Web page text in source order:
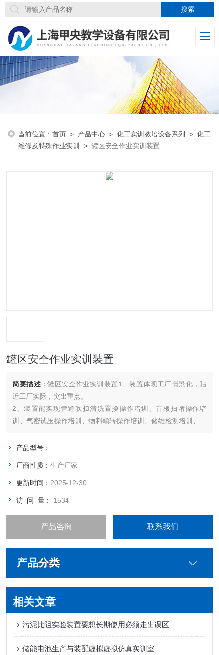
当前位置：首页 > 产品中心 >化工实训教培设备系列 >化工
维修及特殊作业实训
>罐区安全作业实训装置
罐区安全作业实训装置
简要描述：罐区安全作业实训装置1、装置体现工厂悄景化，貼
近工厂实际，突出重点。
2、装置能实现管道吹扫清洗置換操作培训、盲板抽堵操作培
训、气密试压操作培训、物料輸转操作培训、储雄检测培训、充
事故处置培训等诸多培训科目。
产品型号：
厂商性质：生产厂家
更新时间： 2025-12-30
访 问 量： 1534
产品咨询 联系我们
产品分类
相关文章
污泥比阻实验装置要想长期使用必须走出误区
储能电池生产与装配虚拟虚拟仿真实训室